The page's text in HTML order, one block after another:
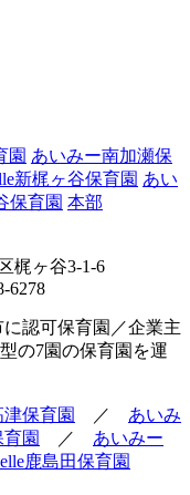
園 あいみー南加瀬保
新梶ヶ谷保育園 あい
保育園 本部
梶ヶ谷3-1-6
6278
認可保育園／企業主
の7園の保育園を運
保育園 ／ あいみ
園 ／ あいみー
鹿島田保育園